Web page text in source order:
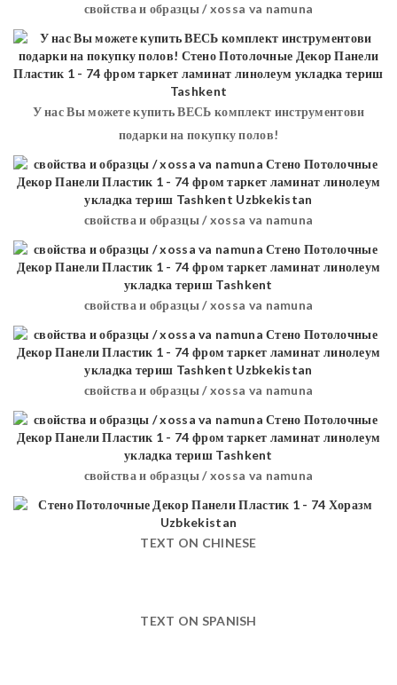
свойства и образцы / xossa va namuna
У нас Вы можете купить ВЕСЬ комплект инструментови
подарки на покупку полов!
свойства и образцы / xossa va namuna
свойства и образцы / xossa va namuna
свойства и образцы / xossa va namuna
свойства и образцы / xossa va namuna
TEXT ON CHINESE
TEXT ON SPANISH